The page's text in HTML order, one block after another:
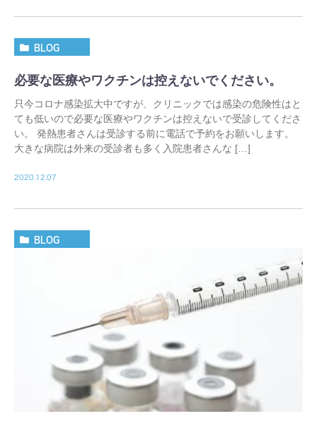
BLOG
必要な医療やワクチンは控えないでください。
只今コロナ感染拡大中ですが、クリニックでは感染の危険性はと
ても低いので必要な医療やワクチンは控えないで受診してくださ
い。 発熱患者さんは受診する前に電話で予約をお願いします。
大きな病院は外来の受診者も多く入院患者さんな […]
2020.12.07
BLOG